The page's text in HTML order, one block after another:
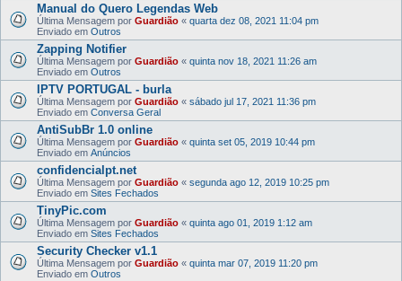
Manual do Quero Legendas Web
Última Mensagem por Guardião « quarta dez 08, 2021 11:04 pm
Enviado em Outros
Zapping Notifier
Última Mensagem por Guardião « quinta nov 18, 2021 11:26 am
Enviado em Outros
IPTV PORTUGAL - burla
Última Mensagem por Guardião « sábado jul 17, 2021 11:36 pm
Enviado em Conversa Geral
AntiSubBr 1.0 online
Última Mensagem por Guardião « quinta set 05, 2019 10:44 pm
Enviado em Anúncios
confidencialpt.net
Última Mensagem por Guardião « segunda ago 12, 2019 10:25 pm
Enviado em Sites Fechados
TinyPic.com
Última Mensagem por Guardião « quinta ago 01, 2019 1:12 am
Enviado em Sites Fechados
Security Checker v1.1
Última Mensagem por Guardião « quinta mar 07, 2019 11:20 pm
Enviado em Outros